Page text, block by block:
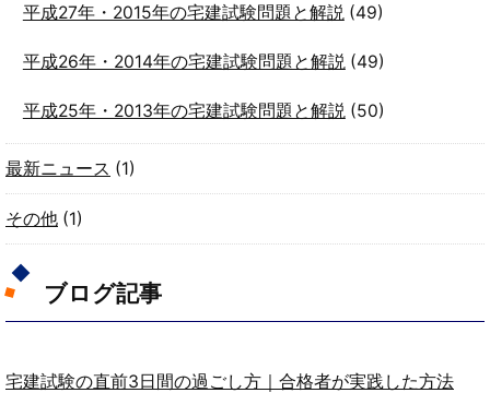
平成27年・2015年の宅建試験問題と解説 (49)
平成26年・2014年の宅建試験問題と解説 (49)
平成25年・2013年の宅建試験問題と解説 (50)
最新ニュース (1)
その他 (1)
ブログ記事
宅建試験の直前3日間の過ごし方｜合格者が実践した方法